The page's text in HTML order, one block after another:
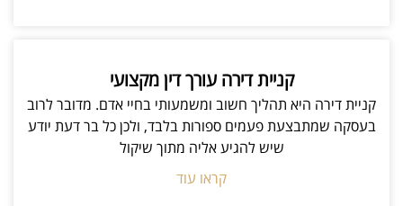
קניית דירה עורך דין מקצועי
קניית דירה היא תהליך חשוב ומשמעותי בחיי אדם. מדובר לרוב
בעסקה שמתבצעת פעמים ספורות בלבד, ולכן כל בר דעת יודע
שיש להגיע אליה מתוך שיקול
קראו עוד